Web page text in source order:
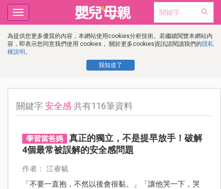
為提供您更多優質的內容，本網站使用cookies分析技術。若繼續閱覽本網站內
容，即表示您同意我們使用 cookies， 關於更多cookies資訊請閱讀我們的隱私
權說明 。
我知道了
Toggle
navigation
關鍵字安全感共有116筆資料
學習當爸媽
真正的獨立，不是提早放手！破解
4個最常被誤解的安全感問題
作者： 江睿毓
「不要一直抱，不然以後會很黏。」「讓他哭一下，哭